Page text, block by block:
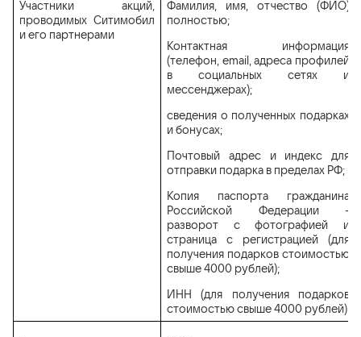
Участники акций,
проводимых Ситимобил
и его партнерами
Фамилия, имя, отчество (ФИО)
полностью;
Контактная информация
(телефон, email, адреса профилей
в социальных сетях и
мессенджерах);
сведения о полученных подарках
и бонусах;
Почтовый адрес и индекс для
отправки подарка в пределах РФ;
Копия паспорта гражданина
Российской Федерации -
разворот с фотографией и
страница с регистрацией (для
получения подарков стоимостью
свыше 4000 рублей);
ИНН (для получения подарков
стоимостью свыше 4000 рублей)